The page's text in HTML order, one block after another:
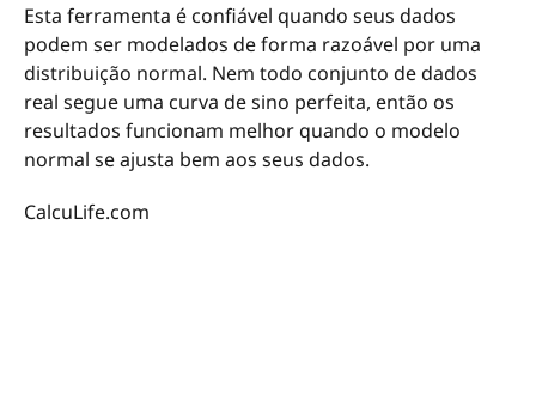
Esta ferramenta é confiável quando seus dados
podem ser modelados de forma razoável por uma
distribuição normal. Nem todo conjunto de dados
real segue uma curva de sino perfeita, então os
resultados funcionam melhor quando o modelo
normal se ajusta bem aos seus dados.
CalcuLife.com